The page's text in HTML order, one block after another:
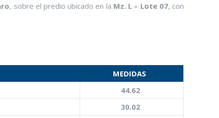
, sobre el predio ubicado en la Mz. L – Lote 07, con
MEDIDAS
44.62
30.02